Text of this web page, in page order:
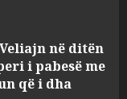
në ditën
i pabesë me
që i dha
A u vodhën